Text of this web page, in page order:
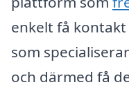
enkelt få
som
och därmed få